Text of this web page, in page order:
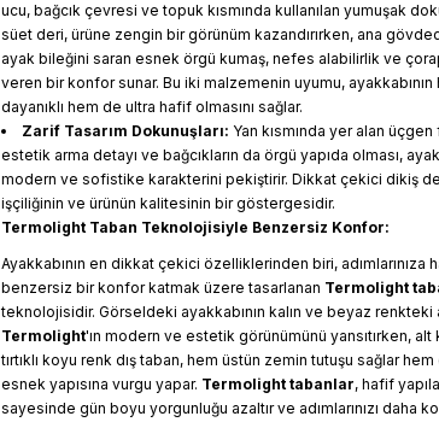
ucu, bağcık çevresi ve topuk kısmında kullanılan yumuşak
süet deri, ürüne zengin bir görünüm kazandırırken, ana
ayak bileğini saran esnek örgü kumaş, nefes alabilirlik ve
veren bir konfor sunar. Bu iki malzemenin uyumu, ayakkabının
dayanıklı hem de ultra hafif olmasını sağlar.
Zarif Tasarım Dokunuşları: Yan kısmında yer alan
estetik arma detayı ve bağcıkların da örgü yapıda olması,
modern ve sofistike karakterini pekiştirir. Dikkat çekici dikiş
işçiliğinin ve ürünün kalitesinin bir göstergesidir.
Termolight Taban Teknolojisiyle Benzersiz Konfor:
Ayakkabının en dikkat çekici özelliklerinden biri, adımlarınıza
benzersiz bir konfor katmak üzere tasarlanan Termolight
teknolojisidir. Görseldeki ayakkabının kalın ve beyaz renkteki
Termolight'ın modern ve estetik görünümünü yansıtırken, alt
tırtıklı koyu renk dış taban, hem üstün zemin tutuşu sağlar hem
esnek yapısına vurgu yapar. Termolight tabanlar, hafif
sayesinde gün boyu yorgunluğu azaltır ve adımlarınızı daha